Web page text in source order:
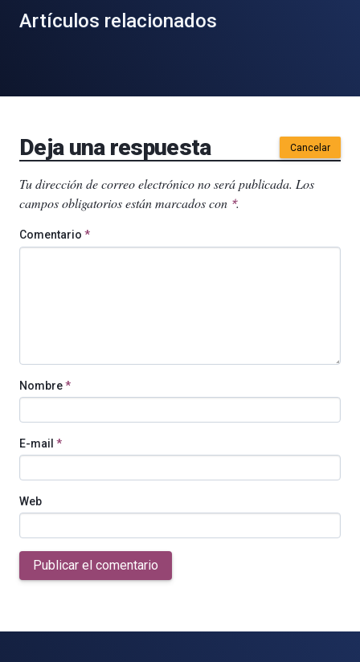
Artículos relacionados
Deja una respuesta Cancelar
Tu dirección de correo electrónico no será publicada. Los
campos obligatorios están marcados con *.
Comentario *
Nombre*
E-mail *
Web
Publicar el comentario